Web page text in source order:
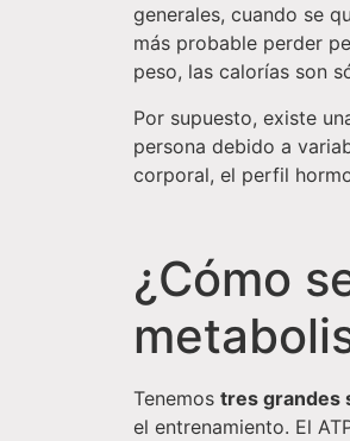
generales, cuando se
más probable perder
peso, las calorías son
Por supuesto, existe
persona debido a
corporal, el perfil
¿Cómo
Tenemos tres grandes
el entrenamiento. El